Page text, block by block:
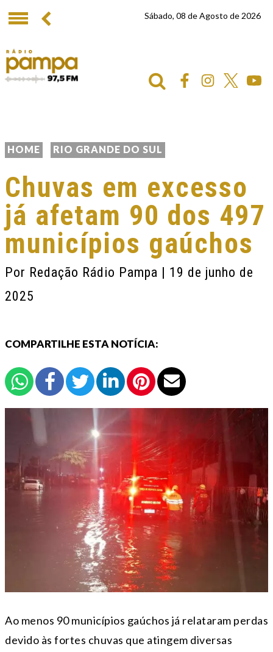
Sábado, 08 de Agosto de 2026
HOME RIO GRANDE DO SUL
Chuvas em excesso
já afetam 90 dos 497
municípios gaúchos
Por Redação Rádio Pampa | 19 de junho de
2025
COMPARTILHE ESTA NOTÍCIA:
Ao menos 90 municípios gaúchos já relataram perdas
devido às fortes chuvas que atingem diversas